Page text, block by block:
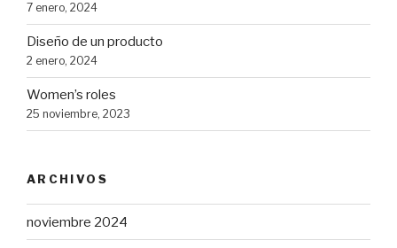
7 enero, 2024
Diseño de un producto
2 enero, 2024
Women’s roles
25 noviembre, 2023
ARCHIVOS
noviembre 2024